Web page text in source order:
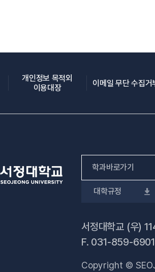
(새 창 열림)개인정보 목적외
이용대장(새 창 열림)이메일 무단 수집거
학과바로가기
인문사회계열
공학계열
전문기술석사
대학규정
서정대학교 (우)
F. 031-859-6901
Copyright ©